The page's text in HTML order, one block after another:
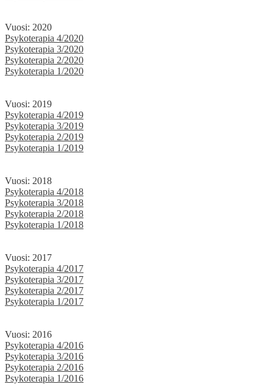
Vuosi: 2020
Psykoterapia 4/2020
Psykoterapia 3/2020
Psykoterapia 2/2020
Psykoterapia 1/2020
Vuosi: 2019
Psykoterapia 4/2019
Psykoterapia 3/2019
Psykoterapia 2/2019
Psykoterapia 1/2019
Vuosi: 2018
Psykoterapia 4/2018
Psykoterapia 3/2018
Psykoterapia 2/2018
Psykoterapia 1/2018
Vuosi: 2017
Psykoterapia 4/2017
Psykoterapia 3/2017
Psykoterapia 2/2017
Psykoterapia 1/2017
Vuosi: 2016
Psykoterapia 4/2016
Psykoterapia 3/2016
Psykoterapia 2/2016
Psykoterapia 1/2016